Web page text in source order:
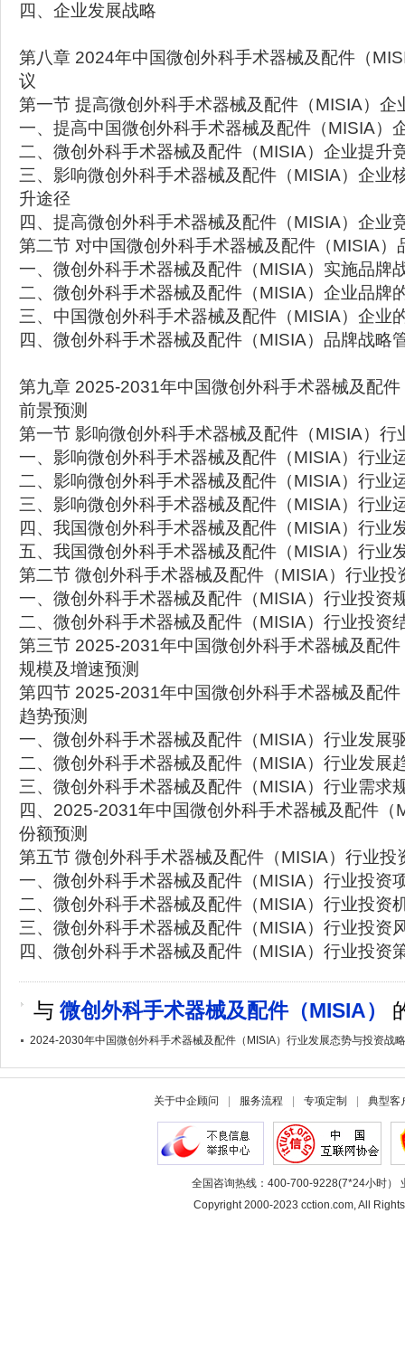
四、企业发展战略
第八章 2024年中国微创外科手术器械及配件（
议
第一节 提高微创外科手术器械及配件（MISIA）企
一、提高中国微创外科手术器械及配件（MISIA）
二、微创外科手术器械及配件（MISIA）企业提升
三、影响微创外科手术器械及配件（MISIA）企业
升途径
四、提高微创外科手术器械及配件（MISIA）企业
第二节 对中国微创外科手术器械及配件（MISIA）
一、微创外科手术器械及配件（MISIA）实施品牌
二、微创外科手术器械及配件（MISIA）企业品牌
三、中国微创外科手术器械及配件（MISIA）企业
四、微创外科手术器械及配件（MISIA）品牌战略
第九章 2025-2031年中国微创外科手术器械及配
前景预测
第一节 影响微创外科手术器械及配件（MISIA）行
一、影响微创外科手术器械及配件（MISIA）行业
二、影响微创外科手术器械及配件（MISIA）行业
三、影响微创外科手术器械及配件（MISIA）行业
四、我国微创外科手术器械及配件（MISIA）行业
五、我国微创外科手术器械及配件（MISIA）行业
第二节 微创外科手术器械及配件（MISIA）行业投
一、微创外科手术器械及配件（MISIA）行业投资
二、微创外科手术器械及配件（MISIA）行业投资
第三节 2025-2031年中国微创外科手术器械及配
规模及增速预测
第四节 2025-2031年中国微创外科手术器械及配
趋势预测
一、微创外科手术器械及配件（MISIA）行业发展
二、微创外科手术器械及配件（MISIA）行业发展
三、微创外科手术器械及配件（MISIA）行业需求
四、2025-2031年中国微创外科手术器械及配件（
份额预测
第五节 微创外科手术器械及配件（MISIA）行业投
一、微创外科手术器械及配件（MISIA）行业投资
二、微创外科手术器械及配件（MISIA）行业投资
三、微创外科手术器械及配件（MISIA）行业投资
四、微创外科手术器械及配件（MISIA）行业投资
与 微创外科手术器械及配件（MISIA）
2024-2030年中国微创外科手术器械及配件（MISIA）行业发展态势与投资战
关于中企顾问 服务流程 专项定制 典型客
全国咨询热线：400-700-9228(7*24小时）
Copyright 2000-2023 cction.com, All